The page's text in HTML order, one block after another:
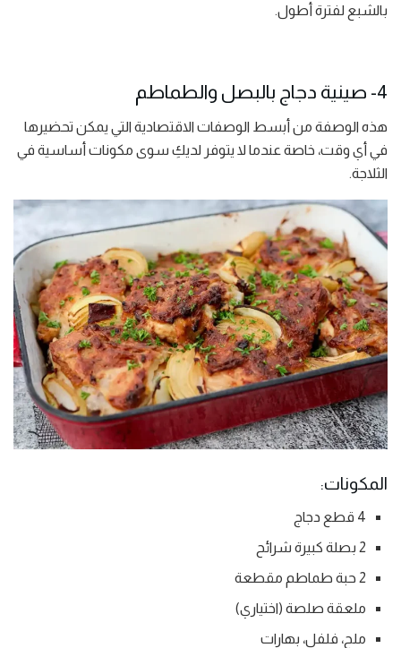
بالشبع لفترة أطول.
4- صينية دجاج بالبصل والطماطم
هذه الوصفة من أبسط الوصفات الاقتصادية التي يمكن تحضيرها
في أي وقت، خاصة عندما لا يتوفر لديكِ سوى مكونات أساسية في
الثلاجة.
المكونات:
4 قطع دجاج
2 بصلة كبيرة شرائح
2 حبة طماطم مقطعة
ملعقة صلصة (اختياري)
ملح، فلفل، بهارات